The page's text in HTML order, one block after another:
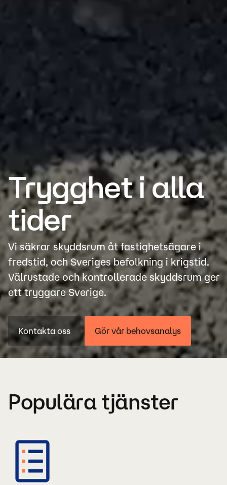
Trygghet i alla
tider
Vi säkrar skyddsrum åt fastighetsägare i
fredstid, och Sveriges befolkning i krigstid.
Välrustade och kontrollerade skyddsrum ger
ett tryggare Sverige.
Kontakta oss Gör vår behovsanalys
Populära tjänster